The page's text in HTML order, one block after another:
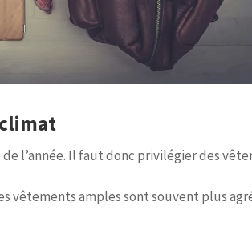
l’année. Il faut donc privilégier des
vêtements amples sont souvent plus